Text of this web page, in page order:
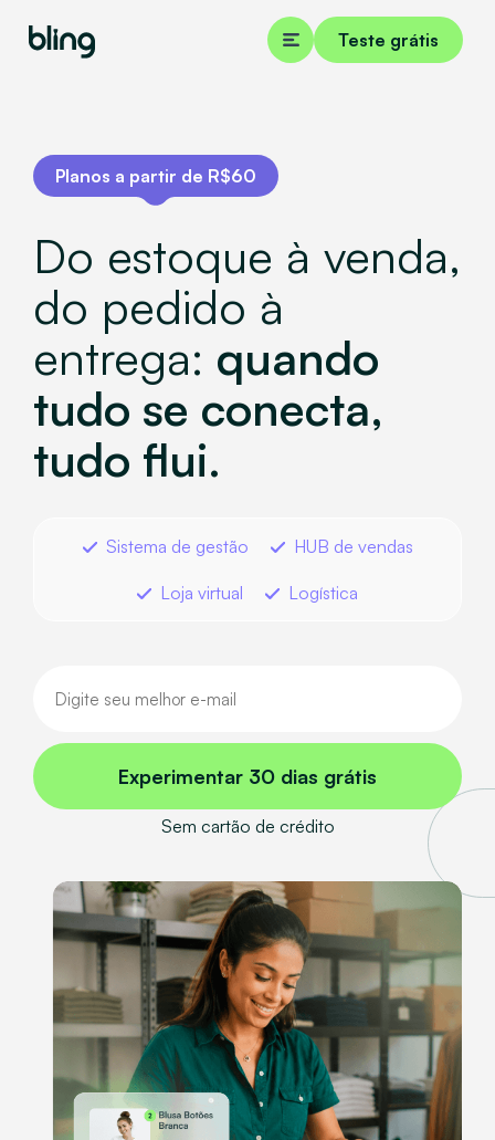
Teste grátis
Planos a partir de R$60
Do estoque à venda,
do pedido à
entrega: quando
tudo se conecta,
tudo flui.
Sistema de gestão HUB de vendas
Loja virtual Logística
Experimentar 30 dias grátis
Sem cartão de crédito